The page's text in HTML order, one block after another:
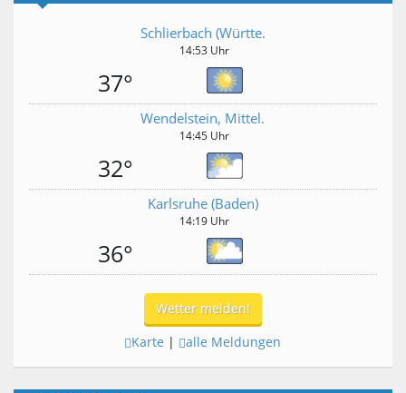
Schlierbach (Württe.
14:53 Uhr
37°
Wendelstein, Mittel.
14:45 Uhr
32°
Karlsruhe (Baden)
14:19 Uhr
36°
Wetter melden!
Karte | alle Meldungen